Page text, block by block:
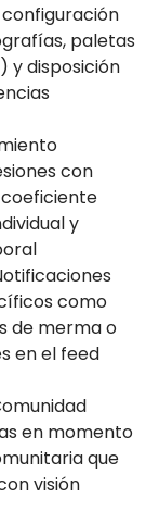
paletas
y disposición
con
y
como
de merma o
en el feed
en momento
que
visión